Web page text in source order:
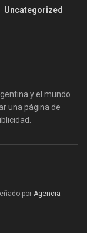
Uncategorized
y el mundo
una página de
por Agencia